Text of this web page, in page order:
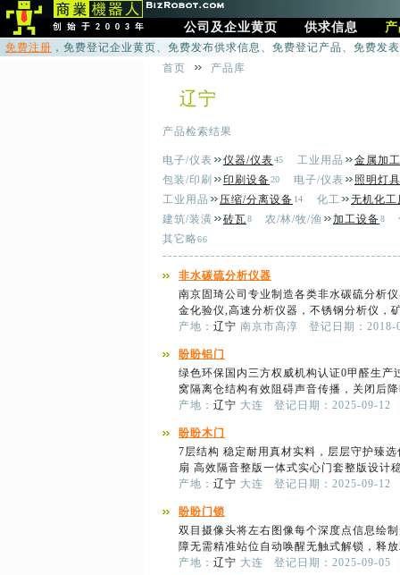
公司及企业黄页 供求信息
免费注册 ，免费登记企业黄页、免费发布供求信息、免费登记产品、免费发
首页
产品库
辽宁
产品检索结果
电子/仪表 仪器/仪表45 工业用品
金属加
包装/印刷
印刷设备20 电子/仪表
照明灯具
工业用品
压缩/分离设备 14 化工
无机化工
建筑/装潢
砖瓦8 农/林/牧/渔 加工设备8
其它略66
非水碳硫分析仪器
南京固琦公司专业制造各类非水碳硫分析
金化验仪,高速分析仪器，不锈钢分析仪，
产地： 辽宁 南京市高淳 登记日期：2018-
盼盼铝门
绿色环保国内三方权威机构认证0甲醛生
窝隔离仓结构有效阻碍声音传播，关闭后
产地： 辽宁 大连 登记日期：2025-09-12
盼盼木门
7层结构 稳定耐用真材实料，层层守护臻
扇 高效隔音整版一体式实心门套整版设计
产地： 辽宁 大连 登记日期：2025-09-12
盼盼门锁
双目摄像头将左右图像每个深度点信息绘
障无需精准站位自动唤醒无触式解锁，释
产地： 辽宁 大连 登记日期：2025-09-05